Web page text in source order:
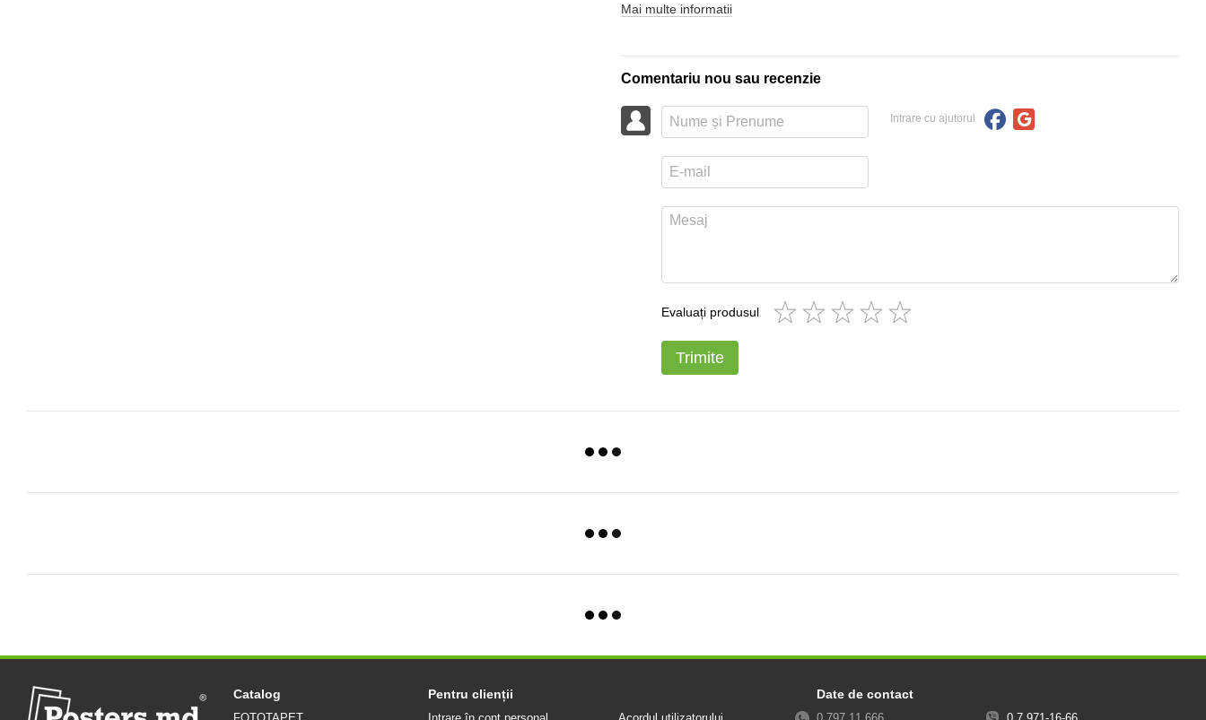
Mai multe informatii
Comentariu nou sau recenzie
Intrare cu ajutorul
Evaluați produsul
Trimite
Catalog Pentru clienții Date de contact